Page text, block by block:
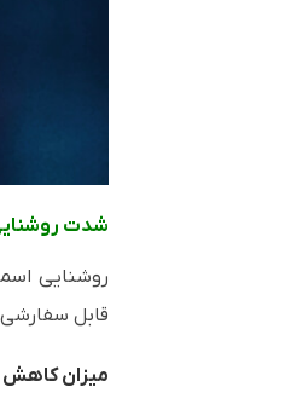
شدت
روشنایی
قابل
میزان کاهش